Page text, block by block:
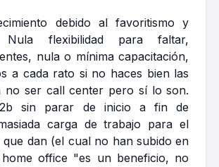
debido al favoritismo y
Nula flexibilidad para faltar,
nula o mínima capacitación,
a cada rato si no haces bien las
no ser call center pero sí lo son.
sin parar de inicio a fin de
carga de trabajo para el
que dan (el cual no han subido en
office "es un beneficio, no